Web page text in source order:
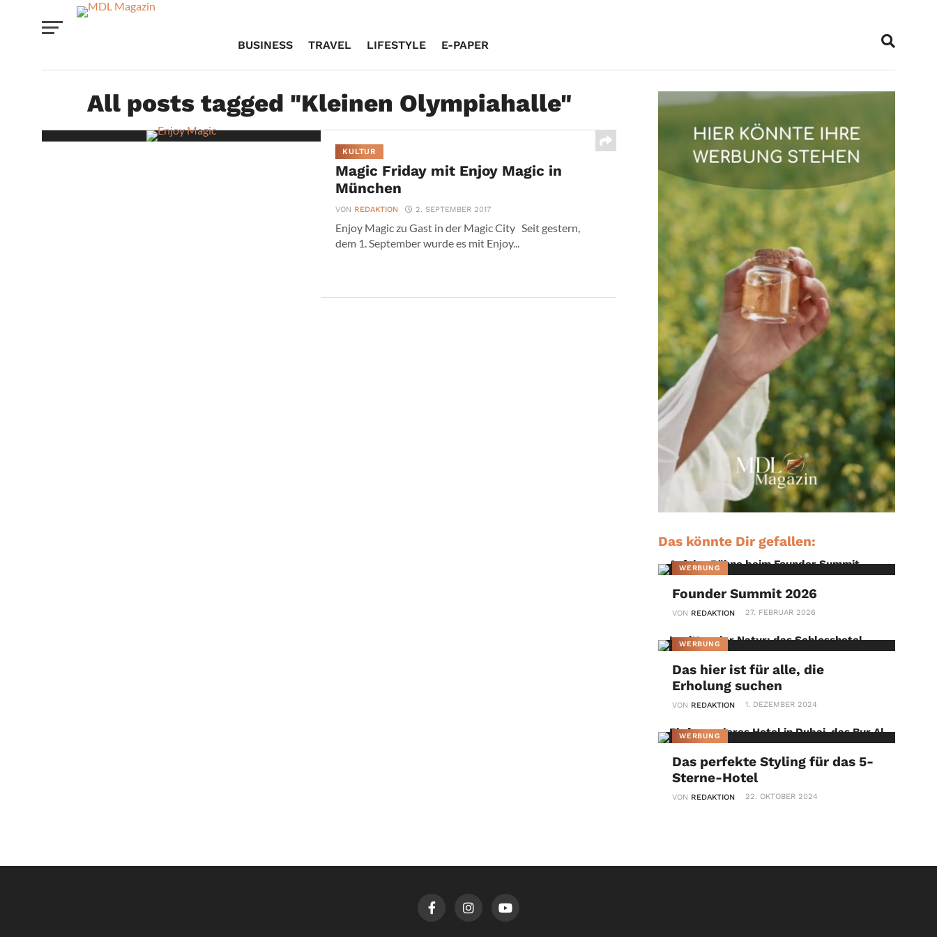
BUSINESS TRAVEL LIFESTYLE E-PAPER
All posts tagged "Kleinen Olympiahalle"
KULTUR
Magic Friday mit Enjoy Magic in
München
VON REDAKTION 2. SEPTEMBER 2017
Enjoy Magic zu Gast in der Magic City Seit gestern,
dem 1. September wurde es mit Enjoy...
Das könnte Dir gefallen:
WERBUNG
Founder Summit 2026
VON REDAKTION 27. FEBRUAR 2026
WERBUNG
Das hier ist für alle, die
Erholung suchen
VON REDAKTION 1. DEZEMBER 2024
WERBUNG
Das perfekte Styling für das 5-
Sterne-Hotel
VON REDAKTION 22. OKTOBER 2024